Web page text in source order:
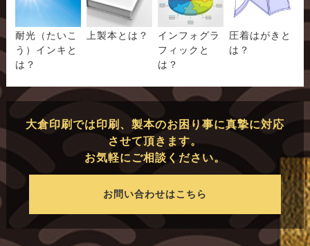
耐光（たいこ
う）インキと
は？
上製本とは？
インフォグラ
フィックと
は？
圧着はがきと
は？
大倉印刷では印刷、製本のお困り事に真摯に対応
させて頂きます。
お気軽にご相談ください。
お問い合わせはこちら